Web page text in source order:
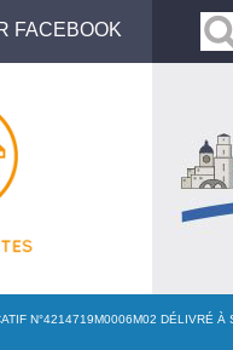
FACEBOOK
N°4214719M0006M02 DÉLIVRÉ